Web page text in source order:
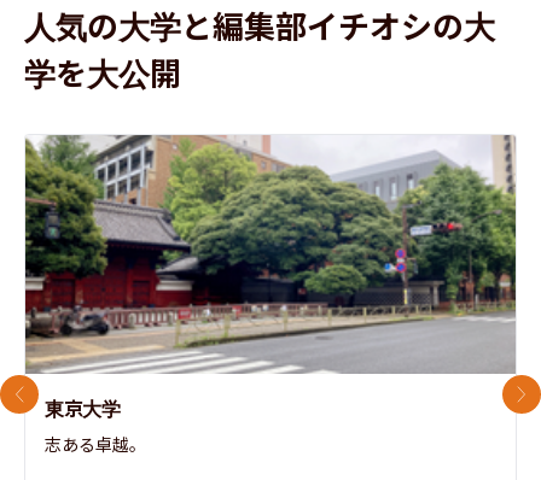
人気の大学と編集部イチオシの大
学を大公開
東京大学
志ある卓越。
前のスライド 次